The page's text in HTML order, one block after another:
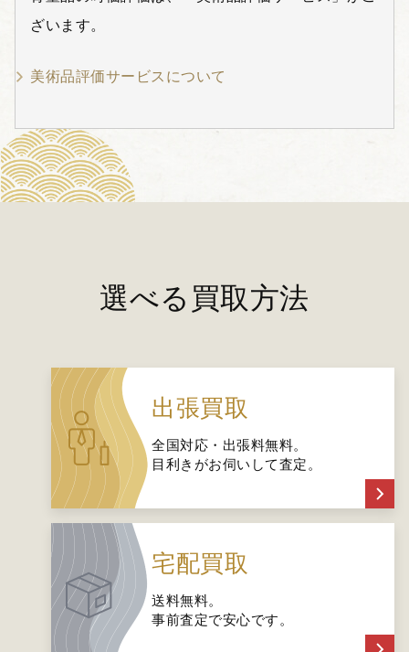
ざいます。
美術品評価サービスについて
選べる買取方法
出張買取
全国対応・出張料無料。
目利きがお伺いして査定。
宅配買取
送料無料。
事前査定で安心です。